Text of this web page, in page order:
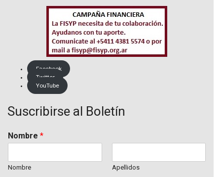
Facebook
Twitter
YouTube
Suscribirse al Boletín
Nombre *
Nombre Apellidos